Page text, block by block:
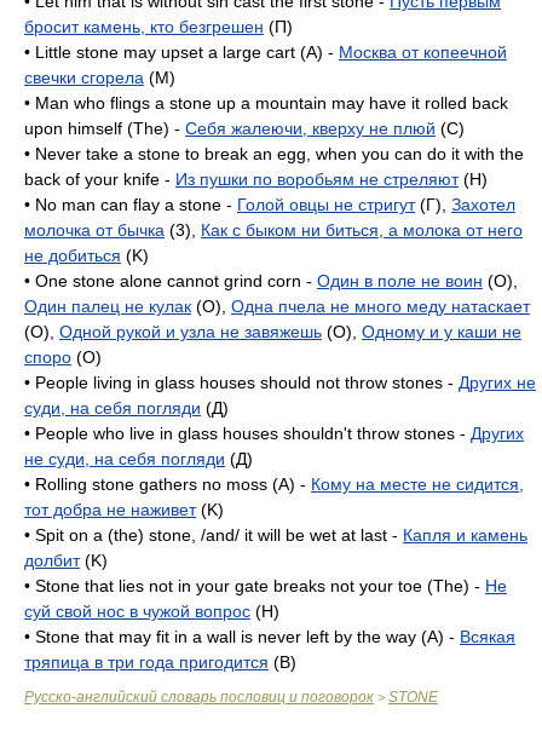
бросит камень, кто безгрешен (П)
• Little stone may upset a large cart (A) - Москва от копеечной
свечки сгорела (M)
• Man who flings a stone up a mountain may have it rolled back
upon himself (The) - Себя жалеючи, кверху не плюй (C)
• Never take a stone to break an egg, when you can do it with the
back of your knife - Из пушки по воробьям не стреляют(H)
• No man can flay a stone - Голой овцы не стригут(Г), Захотел
молочка от бычка (3), Как с быком ни биться, а молока от него
не добиться (K)
• One stone alone cannot grind corn - Один в поле не воин (O),
Один палец не кулак (O), Одна пчела не много меду натаскает
(O), Одной рукой и узла не завяжешь (O), Одному и у каши не
споро (O)
• People living in glass houses should not throw stones - Других не
суди, на себя погляди (Д)
• People who live in glass houses shouldn't throw stones - Других
не суди, на себя погляди (Д)
• Rolling stone gathers no moss (A) - Кому на месте не сидится,
тот добра не наживет(K)
• Spit on a (the) stone, /and/ it will be wet at last - Капля и камень
долбит(K)
• Stone that lies not in your gate breaks not your toe (The) - Не
суй свой нос в чужой вопрос (H)
• Stone that may fit in a wall is never left by the way (A) - Всякая
тряпица в три года пригодится (B)
Русско-английский словарь пословиц и поговорок > STONE